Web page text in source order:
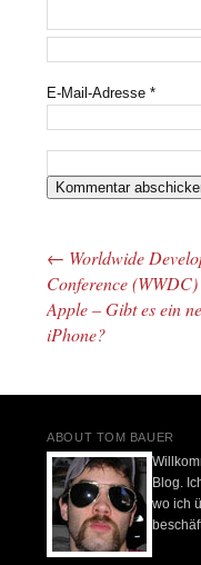
E-Mail-Adresse*
Beitrags-
← Worldwide
Conference
Apple – Gibt es ein
iPhone?
ABOUT TOM BAUER
Blog.
wo ich